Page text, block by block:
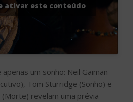
ativar este conteúdo
apenas um sonho: Neil Gaiman
Tom Sturridge (Sonho) e
revelam uma prévia